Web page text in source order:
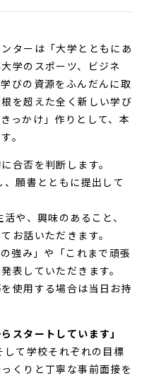
ターは「大学とともにあ
学のスポーツ、ビジネ
びの資源をふんだんに取
を超えた全く新しい学び
っかけ」作りとして、本
。
否を判断します。
願書とともに提出して
や、興味のあること、
お話いただきます。
強み」や「これまで頑張
表していただきます。
使用する場合は当日お持
スタートしています」
て学校それぞれの目標
くりと丁寧な事前面接を